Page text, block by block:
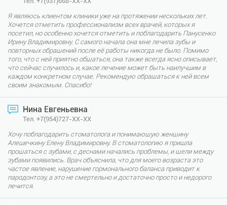
Я являюсь клиентом клиники уже на протяжении нескольких лет.
Хочется отметить профессионализм всех врачей, которых я
посетил, но особенно хочется отметить и поблагодарить Панусенко
Ирину Владимировну. С самого начала она мне лечила зубы и
повторных обращений после её работы никогда не было. Помимо
того, что с ней приятно общаться, она также всегда ясно описывает,
что сейчас случилось и, какое лечение может быть наилучшим в
каждом конкретном случае. Рекомендую обращаться к ней всем
своим знакомым. Спасибо!
Нина Евгеньевна
Тел. +7(954)727-XX-XX
Хочу поблагодарить стоматолога и понимающую женщину
Алешечкину Елену Владимировну. В стоматологию я пришла
прощаться с зубами, с деснами начались проблемы, и щели между
зубами появились. Врач объяснила, что для моего возраста это
частое явление, нарушение гормонального баланса приводит к
пародонтозу, а это не смертельно и достаточно просто и недорого
лечится.